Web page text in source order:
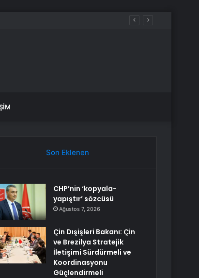
Son Eklenen
CHP’nin ‘kopyala-
yapıştır’ sözcüsü
Ağustos 7, 2026
Çin Dışişleri Bakanı: Çin
ve Brezilya Stratejik
İletişimi Sürdürmeli ve
Koordinasyonu
Güçlendirmeli